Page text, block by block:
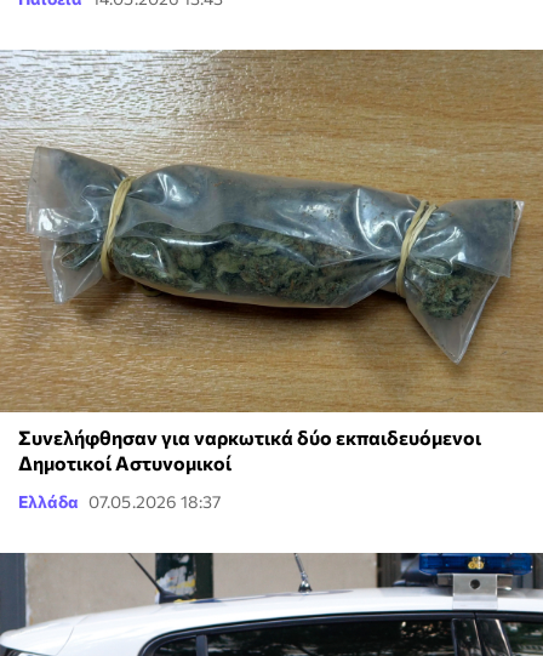
Συνελήφθησαν για ναρκωτικά δύο εκπαιδευόμενοι
Δημοτικοί Αστυνομικοί
Ελλάδα 07.05.2026 18:37